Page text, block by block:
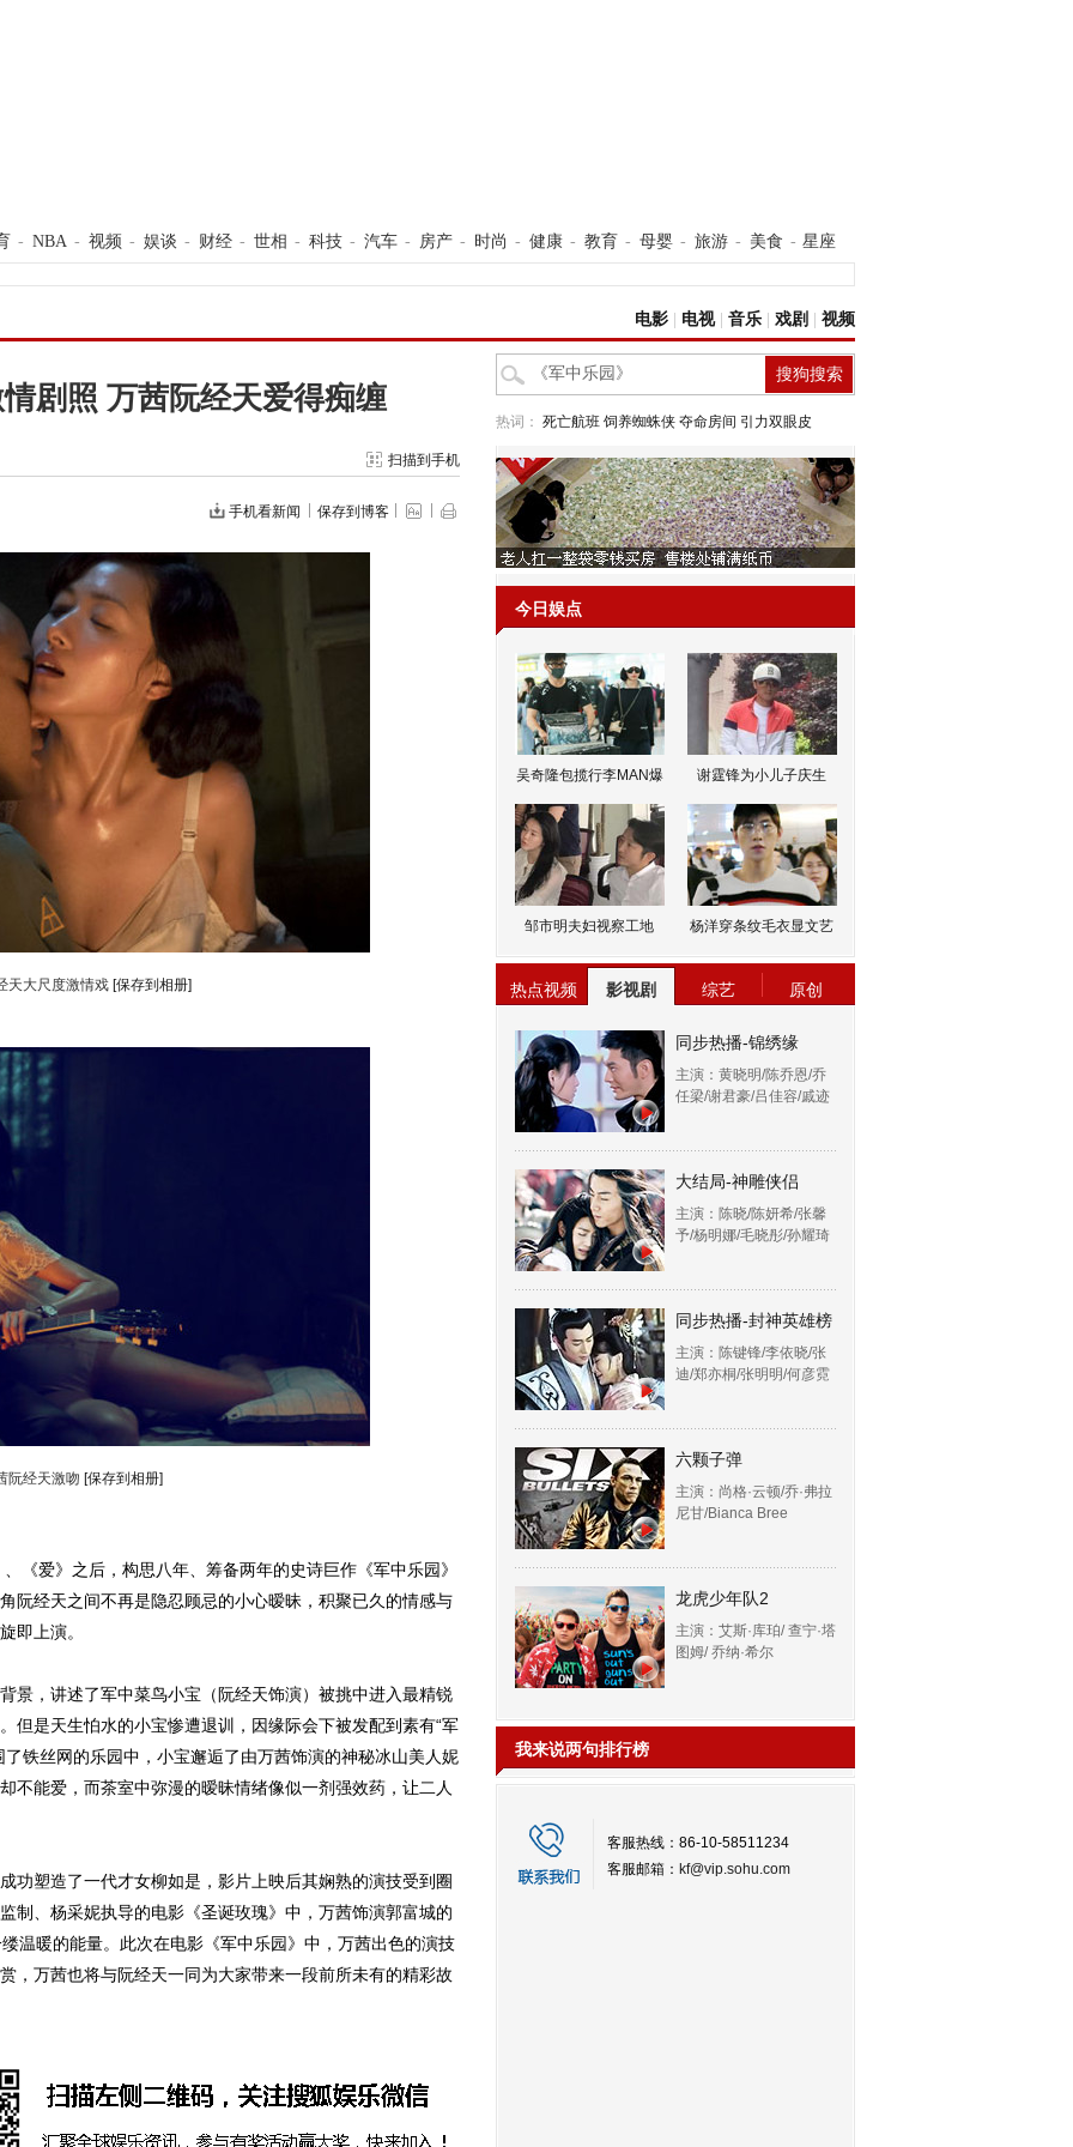
- NBA - 视频 - 娱谈 - 财经 - 世相 - 科技 - 汽车 - 房产 - 时尚 - 健康 - 教育 - 母婴 - 旅游 - 美食 - 星座
电影 电视| 音乐 戏剧 视频
剧照 万茜阮经天爱得痴缠
扫描到手机
手机看新闻 保存到博客
天大尺度激情戏 [保存到相册]
阮经天激吻 [保存到相册]
爱》之后，构思八年、筹备两年的史诗巨作《军中乐园》
阮经天之间不再是隐忍顾忌的小心暧昧，积聚已久的情感与
即上演。
，讲述了军中菜鸟小宝（阮经天饰演）被挑中进入最精锐
但是天生怕水的小宝惨遭退训，因缘际会下被发配到素有“军
铁丝网的乐园中，小宝邂逅了由万茜饰演的神秘冰山美人妮
不能爱，而茶室中弥漫的暧昧情绪像似一剂强效药，让二人
塑造了一代才女柳如是，影片上映后其娴熟的演技受到圈
制、杨采妮执导的电影《圣诞玫瑰》中，万茜饰演郭富城的
温暖的能量。此次在电影《军中乐园》中，万茜出色的演技
，万茜也将与阮经天一同为大家带来一段前所未有的精彩故
热词： 死亡航班 饲养蜘蛛侠 夺命房间 引力双眼皮
今日娱点
吴奇隆包揽行李MAN爆 谢霆锋为小儿子庆生
邹市明夫妇视察工地 杨洋穿条纹毛衣显文艺
热点视频 影视剧 综艺 原创
同步热播-锦绣缘
主演：黄晓明/陈乔恩/乔
任梁/谢君豪/吕佳容/戚迹
大结局-神雕侠侣
主演：陈晓/陈妍希/张馨
予/杨明娜/毛晓彤/孙耀琦
同步热播-封神英雄榜
主演：陈键锋/李依晓/张
迪/郑亦桐/张明明/何彦霓
六颗子弹
主演：尚格·云顿/乔·弗拉
尼甘/Bianca Bree
龙虎少年队2
主演：艾斯·库珀/ 查宁·塔
图姆/ 乔纳·希尔
我来说两句排行榜
客服热线：86-10-58511234
客服邮箱： kf@vip.sohu.com